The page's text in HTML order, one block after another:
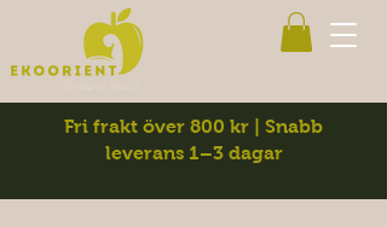
Fri frakt över 800 kr | Snabb
leverans 1–3 dagar